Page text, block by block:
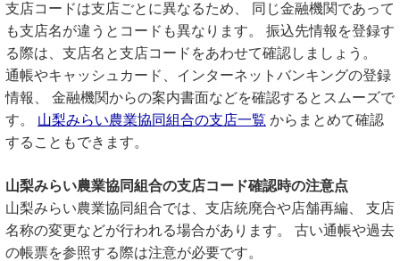
支店コードは支店ごとに異なるため、 同じ金融機関であって
も支店名が違うとコードも異なります。 振込先情報を登録す
る際は、支店名と支店コードをあわせて確認しましょう。
通帳やキャッシュカード、インターネットバンキングの登録
情報、 金融機関からの案内書面などを確認するとスムーズで
す。 山梨みらい農業協同組合の支店一覧 からまとめて確認
することもできます。
山梨みらい農業協同組合の支店コード確認時の注意点
山梨みらい農業協同組合では、支店統廃合や店舗再編、 支店
名称の変更などが行われる場合があります。 古い通帳や過去
の帳票を参照する際は注意が必要です。